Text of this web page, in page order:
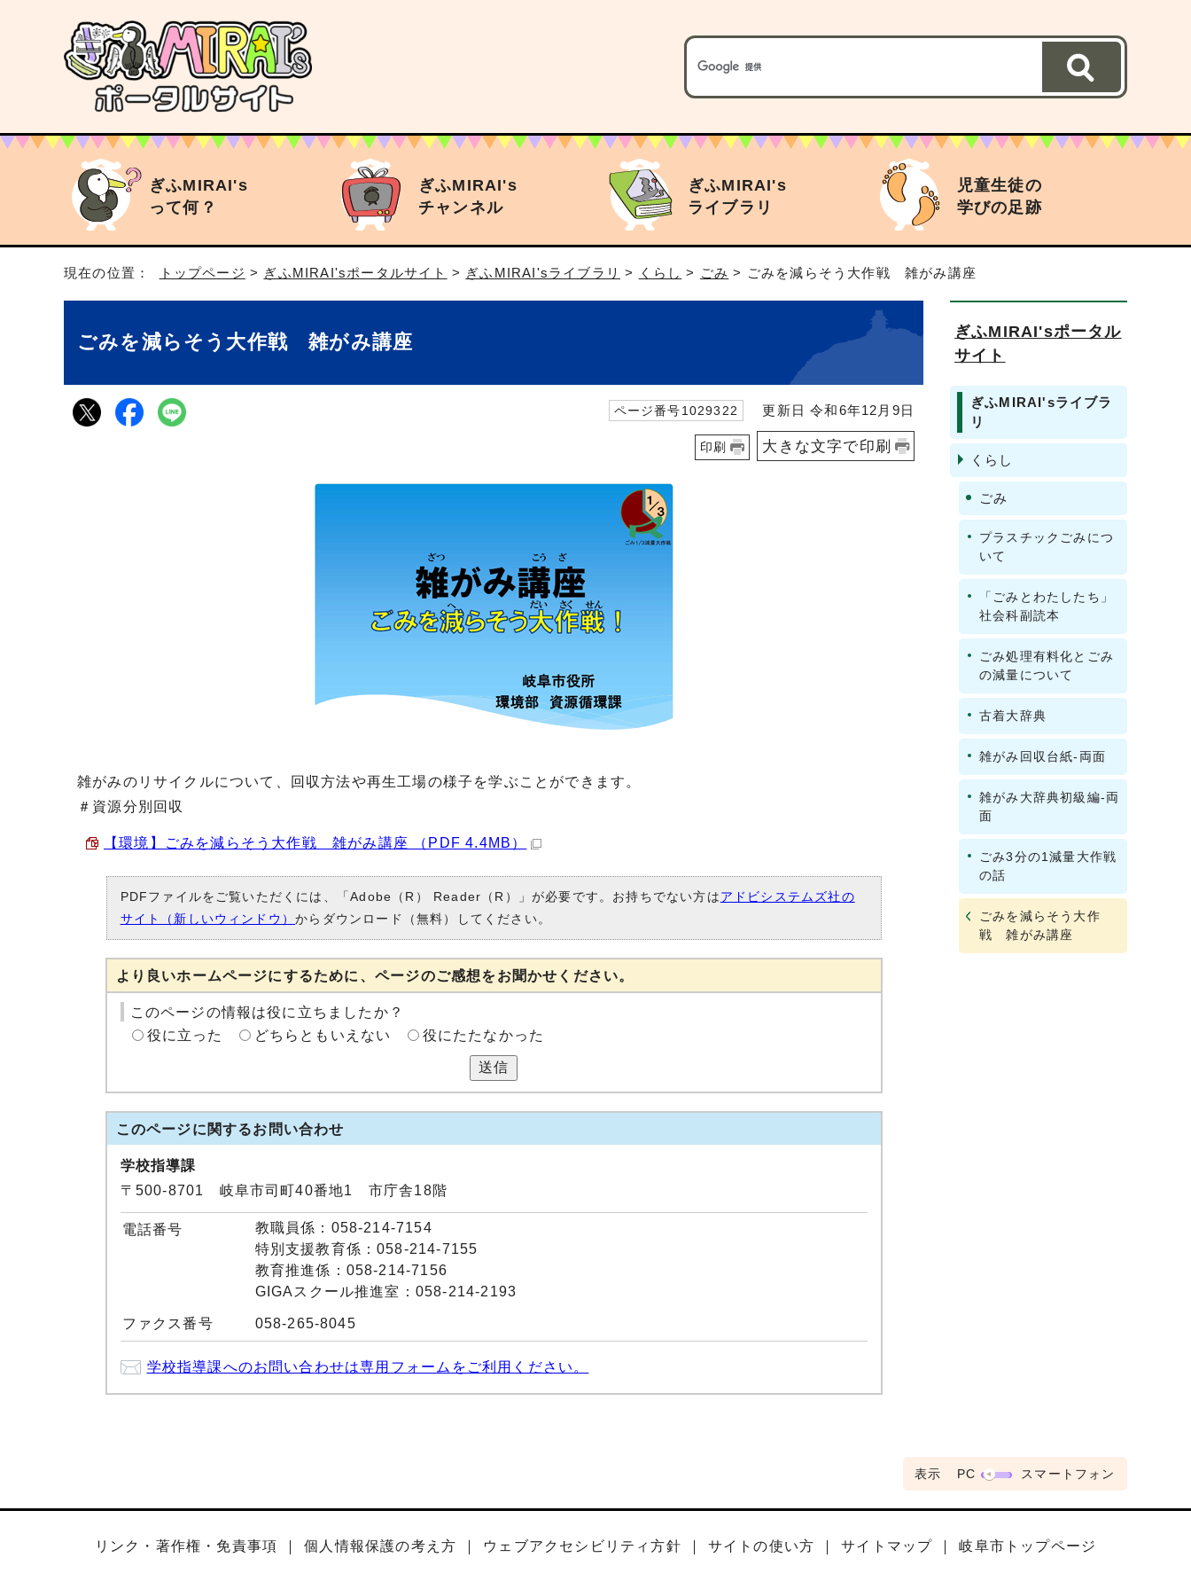
ぎふMIRAI's
って何？
ぎふMIRAI's
チャンネル
ぎふMIRAI's
ライブラリ
児童生徒の
学びの足跡
現在の位置： トップページ > ぎふMIRAI'sポータルサイト > ぎふMIRAI'sライブラリ > くらし > ごみ > ごみを減らそう大作戦 雑がみ講座
ごみを減らそう大作戦 雑がみ講座
ページ番号1029322 更新日 令和6年12月9日
印刷 大きな文字で印刷
雑がみのリサイクルについて、回収方法や再生工場の様子を学ぶことができます。
＃資源分別回収
【環境】ごみを減らそう大作戦 雑がみ講座 （PDF 4.4MB）
PDFファイルをご覧いただくには、「Adobe（R） Reader（R）」が必要です。お持ちでない方はアドビシステムズ社の
サイト（新しいウィンドウ）からダウンロード（無料）してください。
より良いホームページにするために、ページのご感想をお聞かせください。
このページの情報は役に立ちましたか？
役に立った
どちらともいえない 役にたたなかった
送信
このページに関するお問い合わせ
学校指導課
〒500-8701 岐阜市司町40番地1 市庁舎18階
電話番号
教職員係：058-214-7154
特別支援教育係：058-214-7155
教育推進係：058-214-7156
GIGAスクール推進室：058-214-2193
ファクス番号 058-265-8045
学校指導課へのお問い合わせは専用フォームをご利用ください。
ぎふMIRAI'sポータル
サイト
ぎふMIRAI'sライブラ
リ
くらし
ごみ
プラスチックごみにつ
いて
「ごみとわたしたち」
社会科副読本
ごみ処理有料化とごみ
の減量について
古着大辞典
雑がみ回収台紙-両面
雑がみ大辞典初級編‐両
面
ごみ3分の1減量大作戦
の話
ごみを減らそう大作
戦 雑がみ講座
表示 PC スマートフォン
リンク・著作権・免責事項 個人情報保護の考え方 ウェブアクセシビリティ方針 サイトの使い方 サイトマップ 岐阜市トップページ